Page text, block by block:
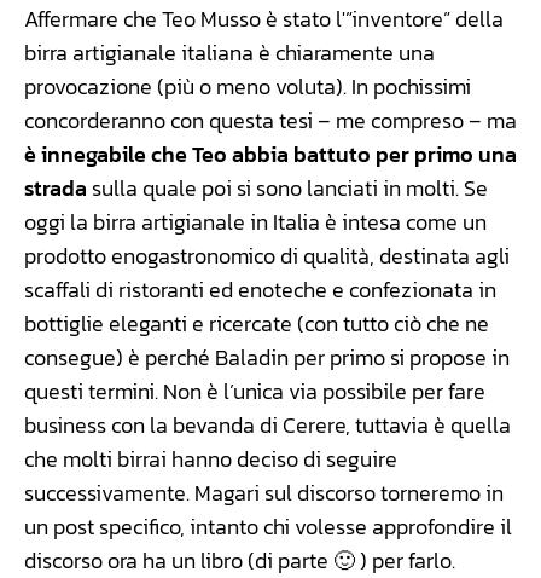
Affermare che Teo Musso è stato l'”inventore” della
birra artigianale italiana è chiaramente una
provocazione (più o meno voluta). In pochissimi
concorderanno con questa tesi – me compreso – ma
è innegabile che Teo abbia battuto per primo una
strada sulla quale poi si sono lanciati in molti. Se
oggi la birra artigianale in Italia è intesa come un
prodotto enogastronomico di qualità, destinata agli
scaffali di ristoranti ed enoteche e confezionata in
bottiglie eleganti e ricercate (con tutto ciò che ne
consegue) è perché Baladin per primo si propose in
questi termini. Non è l’unica via possibile per fare
business con la bevanda di Cerere, tuttavia è quella
che molti birrai hanno deciso di seguire
successivamente. Magari sul discorso torneremo in
un post specifico, intanto chi volesse approfondire il
discorso ora ha un libro (di parte 🙂 ) per farlo.